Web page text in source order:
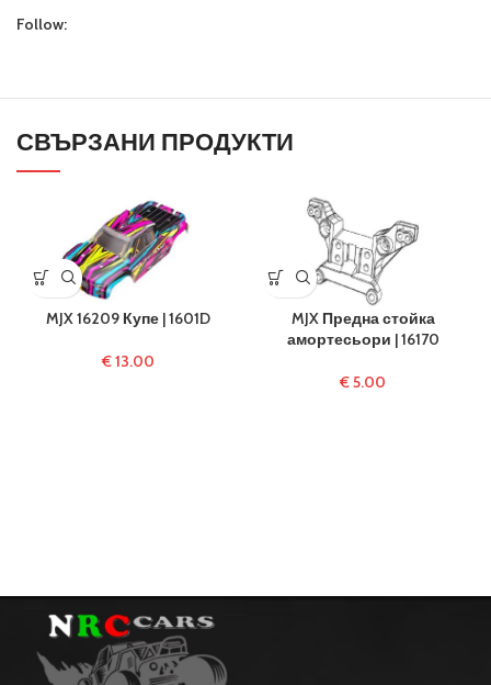
Follow:
СВЪРЗАНИ ПРОДУКТИ
MJX 16209 Купе | 1601D
€13.00
MJX Предна стойка
амортесьори | 16170
€5.00